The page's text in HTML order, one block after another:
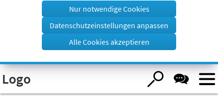
Visuelle
Assistenzsoftware
öffnen.
einem
Tab)
Nur notwendige Cookies
Datenschutzeinstellungen anpassen
Alle Cookies akzeptieren
Logo